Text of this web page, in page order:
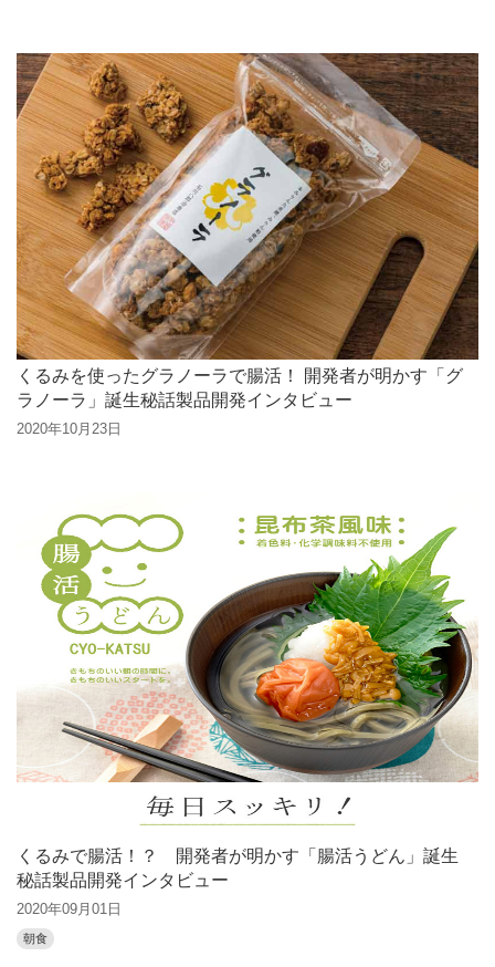
くるみを使ったグラノーラで腸活！ 開発者が明かす「グ
ラノーラ」誕生秘話製品開発インタビュー
2020年10月23日
くるみで腸活！？ 開発者が明かす「腸活うどん」誕生
秘話製品開発インタビュー
2020年09月01日
朝食